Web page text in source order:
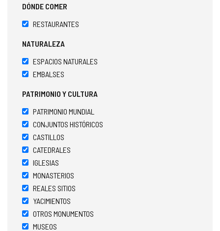
DÓNDE COMER
RESTAURANTES
NATURALEZA
ESPACIOS NATURALES
EMBALSES
PATRIMONIO Y CULTURA
PATRIMONIO MUNDIAL
CONJUNTOS HISTÓRICOS
CASTILLOS
CATEDRALES
IGLESIAS
MONASTERIOS
REALES SITIOS
YACIMIENTOS
OTROS MONUMENTOS
MUSEOS